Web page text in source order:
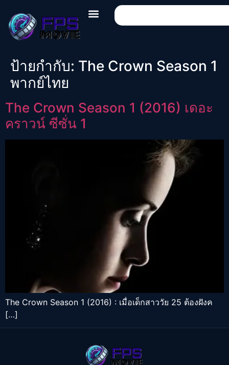
ป้ายกำกับ: The Crown Season 1
พากย์ไทย
The Crown Season 1 (2016) เดอะ
คราวน์ ซีซั่น 1
The Crown Season 1 (2016) : เมื่อเด็กสาววัย 25 ต้องฝังค
[…]